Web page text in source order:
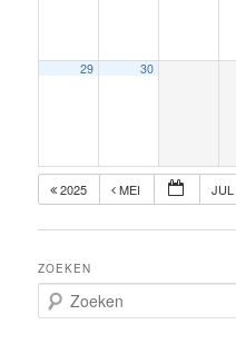
29 30
2025 MEI JUL
ZOEKEN
o